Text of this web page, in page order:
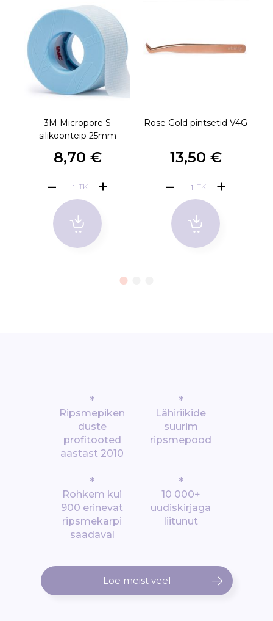
3M Micropore S
silikoonteip 25mm
8,70 €
TK
Rose Gold pintsetid V4G
13,50 €
TK
*
Ripsmepiken
duste
profitooted
aastast 2010
*
Lähiriikide
suurim
ripsmepood
*
Rohkem kui
900 erinevat
ripsmekarpi
saadaval
*
10 000+
uudiskirjaga
liitunut
Loe meist veel